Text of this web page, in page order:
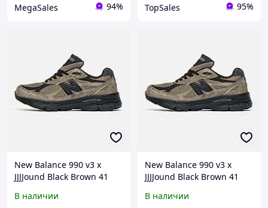
MegaSales 94% TopSales 95%
New Balance 990 v3 x
JJJJound Black Brown 41
В наличии
New Balance 990 v3 x
JJJJound Black Brown 41
В наличии